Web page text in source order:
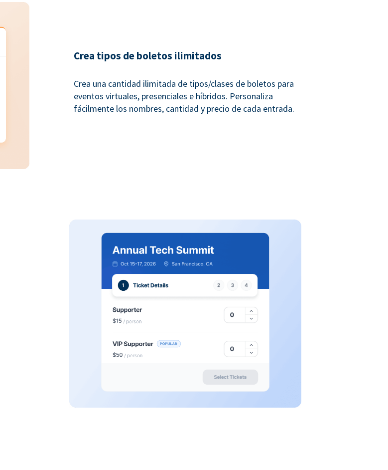
Crea tipos de boletos ilimitados
Crea una cantidad ilimitada de tipos/clases de boletos para
eventos virtuales, presenciales e híbridos. Personaliza
fácilmente los nombres, cantidad y precio de cada entrada.